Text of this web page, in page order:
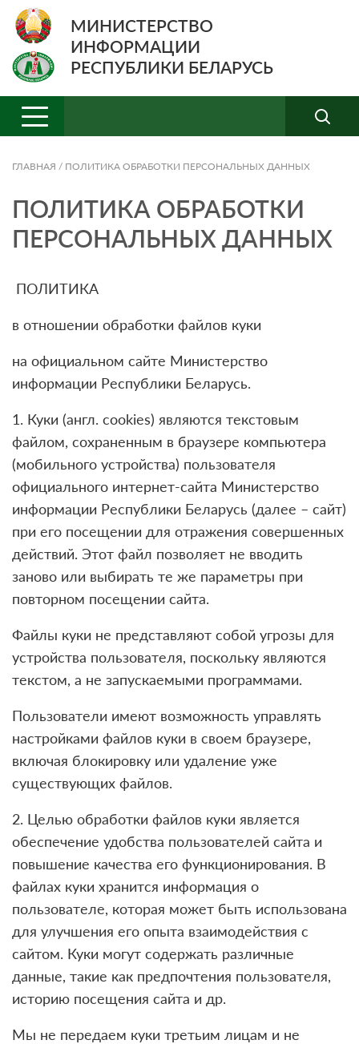
МИНИСТЕРСТВО
ИНФОРМАЦИИ
РЕСПУБЛИКИ БЕЛАРУСЬ
ГЛАВНАЯ / ПОЛИТИКА ОБРАБОТКИ ПЕРСОНАЛЬНЫХ ДАННЫХ
ПОЛИТИКА ОБРАБОТКИ
ПЕРСОНАЛЬНЫХ ДАННЫХ
ПОЛИТИКА
в отношении обработки файлов куки
на официальном сайте Министерство
информации Республики Беларусь.
1. Куки (англ. cookies) являются текстовым
файлом, сохраненным в браузере компьютера
(мобильного устройства) пользователя
официального интернет-сайта Министерство
информации Республики Беларусь (далее – сайт)
при его посещении для отражения совершенных
действий. Этот файл позволяет не вводить
заново или выбирать те же параметры при
повторном посещении сайта.
Файлы куки не представляют собой угрозы для
устройства пользователя, поскольку являются
текстом, а не запускаемыми программами.
Пользователи имеют возможность управлять
настройками файлов куки в своем браузере,
включая блокировку или удаление уже
существующих файлов.
2. Целью обработки файлов куки является
обеспечение удобства пользователей сайта и
повышение качества его функционирования. В
файлах куки хранится информация о
пользователе, которая может быть использована
для улучшения его опыта взаимодействия с
сайтом. Куки могут содержать различные
данные, такие как предпочтения пользователя,
историю посещения сайта и др.
Мы не передаем куки третьим лицам и не